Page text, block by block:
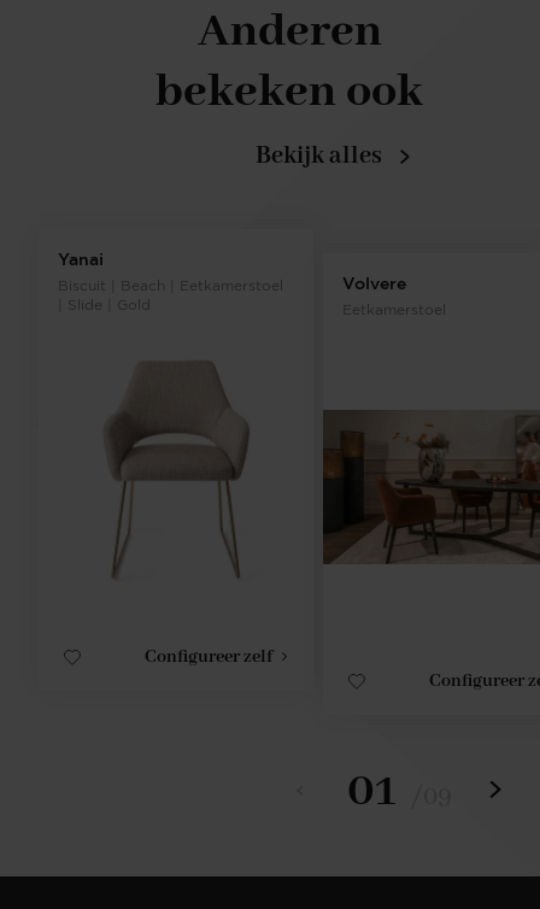
Yanai
Biscuit | Beach | Eetkamerstoel
| Slide | Gold
Configureer zelf
Volvere
Eetkamerstoel
Configureer
Anderen
bekeken ook
Bekijk alles
01